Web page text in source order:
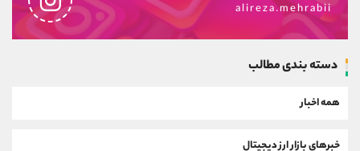
alireza.mehrabii
دسته بندی مطالب
همه اخبار
خبرهای بازار ارز دیجیتال